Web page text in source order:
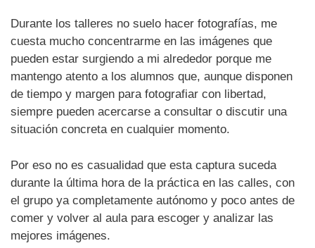
Durante los talleres no suelo hacer fotografías, me
cuesta mucho concentrarme en las imágenes que
pueden estar surgiendo a mi alrededor porque me
mantengo atento a los alumnos que, aunque disponen
de tiempo y margen para fotografiar con libertad,
siempre pueden acercarse a consultar o discutir una
situación concreta en cualquier momento.
Por eso no es casualidad que esta captura suceda
durante la última hora de la práctica en las calles, con
el grupo ya completamente autónomo y poco antes de
comer y volver al aula para escoger y analizar las
mejores imágenes.